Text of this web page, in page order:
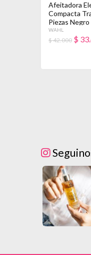
Afeitadora
Compacta
Piezas Negro
WAHL
$ 42.000 $